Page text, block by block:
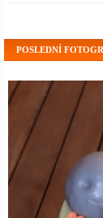
POSLEDNÍ